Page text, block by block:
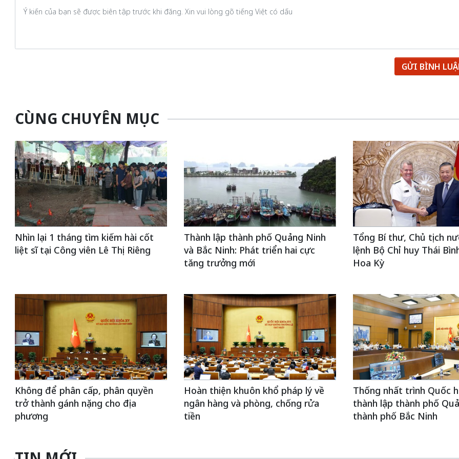
GỬI BÌNH
CÙNG CHUYÊN MỤC
Nhìn lại 1 tháng tìm kiếm hài cốt
liệt sĩ tại Công viên Lê Thị Riêng
Thành lập thành phố Quảng Ninh
và Bắc Ninh: Phát triển hai cực
tăng trưởng mới
Tổng Bí thư, Chủ tịch
lệnh Bộ Chỉ huy Thái
Hoa Kỳ
Không để phân cấp, phân quyền
trở thành gánh nặng cho địa
phương
Hoàn thiện khuôn khổ pháp lý về
ngân hàng và phòng, chống rửa
tiền
Thống nhất trình Quốc
thành lập thành phố
thành phố Bắc Ninh